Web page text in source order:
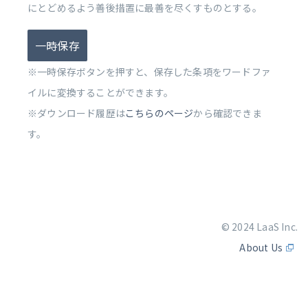
にとどめるよう善後措置に最善を尽くすものとする。
一時保存
※一時保存ボタンを押すと、保存した条項をワードファ
イルに変換することができます。
※ダウンロード履歴はこちらのページから確認できま
す。
© 2024 LaaS Inc.
About Us